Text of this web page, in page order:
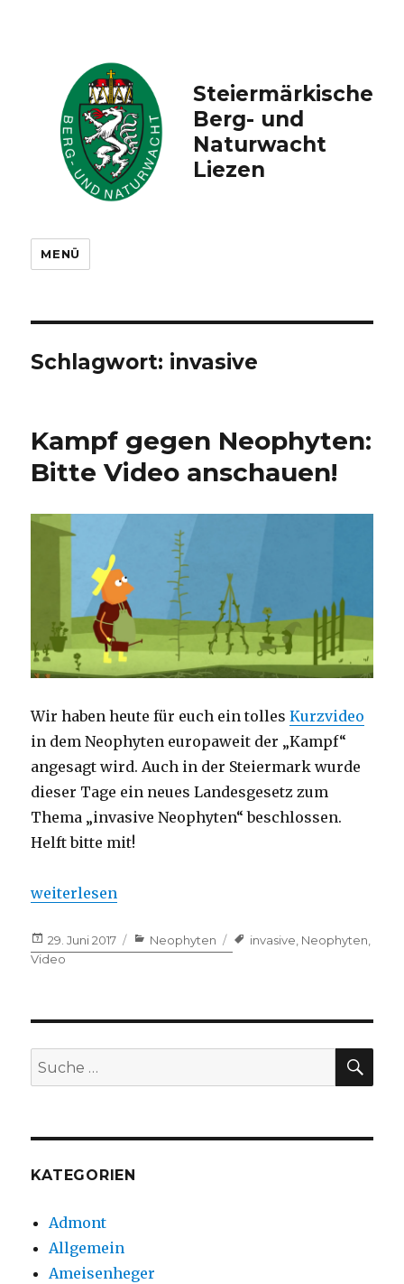
Steiermärkische
Berg- und
Naturwacht
Liezen
MENÜ
Schlagwort: invasive
Kampf gegen Neophyten:
Bitte Video anschauen!
Wir haben heute für euch ein tollesKurzvideo
in dem Neophyten europaweit der „Kampf“
angesagt wird. Auch in der Steiermark wurde
dieser Tage ein neues Landesgesetz zum
Thema „invasive Neophyten“ beschlossen.
Helft bitte mit!
„Kampf gegen Neophyten: Bitte Video anschauen!“
weiterlesen
Veröffentlicht
am
29. Juni 2017 Kategorien
Neophyten Tagsinvasive Neophyten
Video
Suche
nach:
KATEGORIEN
Admont
Allgemein
Ameisenheger